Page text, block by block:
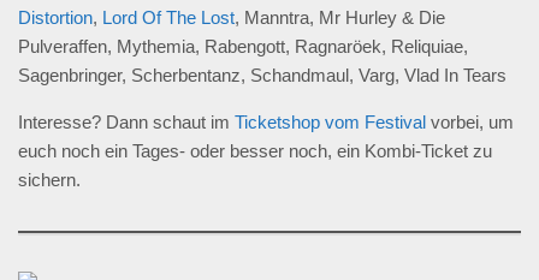
Distortion, Lord Of The Lost, Manntra, Mr Hurley & Die
Pulveraffen, Mythemia, Rabengott, Ragnaröek, Reliquiae,
Sagenbringer, Scherbentanz, Schandmaul, Varg, Vlad In Tears
Interesse? Dann schaut im Ticketshop vom Festival vorbei, um
euch noch ein Tages- oder besser noch, ein Kombi-Ticket zu
sichern.